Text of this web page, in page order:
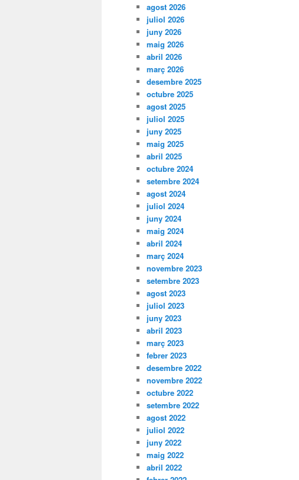
agost 2026
juliol 2026
juny 2026
maig 2026
abril 2026
març 2026
desembre 2025
octubre 2025
agost 2025
juliol 2025
juny 2025
maig 2025
abril 2025
octubre 2024
setembre 2024
agost 2024
juliol 2024
juny 2024
maig 2024
abril 2024
març 2024
novembre 2023
setembre 2023
agost 2023
juliol 2023
juny 2023
abril 2023
març 2023
febrer 2023
desembre 2022
novembre 2022
octubre 2022
setembre 2022
agost 2022
juliol 2022
juny 2022
maig 2022
abril 2022